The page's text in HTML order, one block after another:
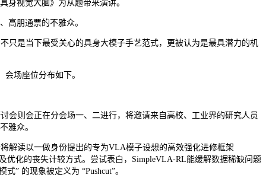
身视觉大脑》为从题带来演讲。
朋通票的不雅众。
是当下最受关心的具身大模子手艺范式，更被认为是最具潜力的机
场座位分布如下。
则会正在分会场一、二进行，将邀请来自高校、工业界的研究人员
雅众。
读以一做身份提出的专为VLA模子设想的高效强化进修框架
化的丧失计较方式。尝试表白，SimpleVLA-RL能缓解数据稀缺问题
” 的现象被定义为 “Pushcut”。